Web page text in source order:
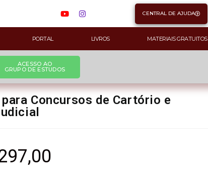
CENTRAL DE AJUDA
PORTAL LIVROS MATERIAIS GRATUITOS
ACESSO AO
GRUPO DE ESTUDOS
para Concursos de Cartório e